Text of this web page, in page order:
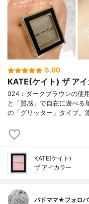
5.00
KATE(ケイト) ザ ア
024：ダークブラウンの使
と「質感」で自在に遊べる
の「グリッター」タイプ。
KATE(ケイト)
ザ アイカラー
バドママ★フォロ